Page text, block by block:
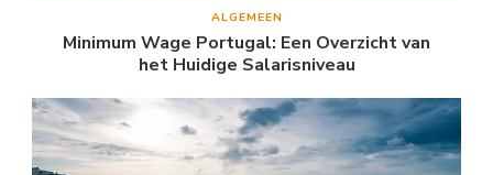
ALGEMEEN
Minimum Wage Portugal: Een Overzicht van
het Huidige Salarisniveau